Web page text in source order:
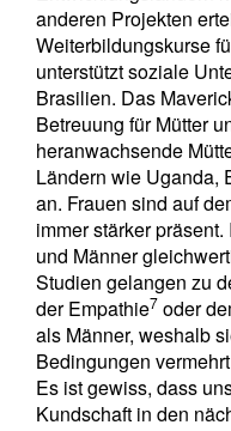
anderen Projekten
Weiterbildungskurse
unterstützt soziale
Brasilien. Das
Betreuung für Mütter
heranwachsende
Ländern wie Uganda,
an. Frauen sind auf
immer stärker
und Männer
Studien gelangen zu
der Empathie7 oder
als Männer, weshalb
Bedingungen
Es ist gewiss, dass
Kundschaft in den